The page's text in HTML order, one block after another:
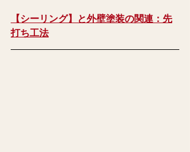
【シーリング】と外壁塗装の関連：先
打ち工法